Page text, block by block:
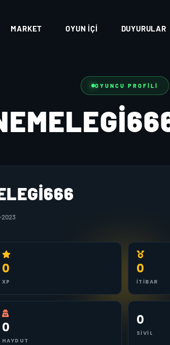
MARKET OYUN İÇI DUYURULAR
OYUNCU PROFILI
2023
0
XP
0
İTIBAR
0
HAYDUT
0
SIVIL